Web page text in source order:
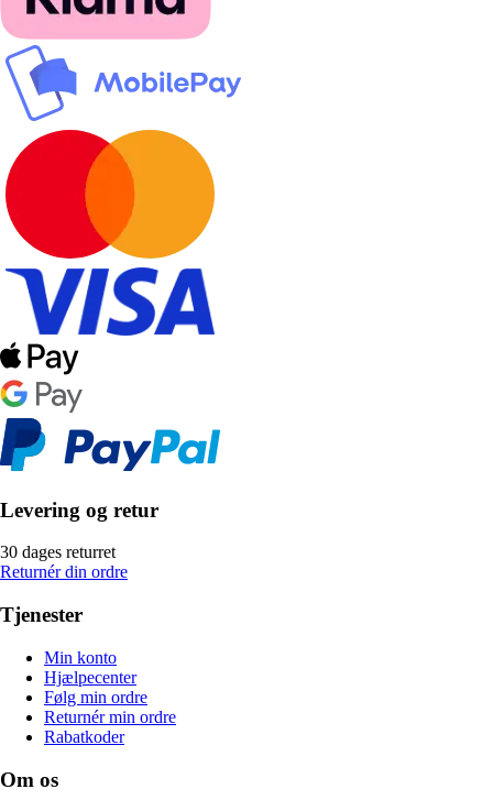
Levering og retur
30 dages returret
Returnér din ordre
Tjenester
Min konto
Hjælpecenter
Følg min ordre
Returnér min ordre
Rabatkoder
Om os